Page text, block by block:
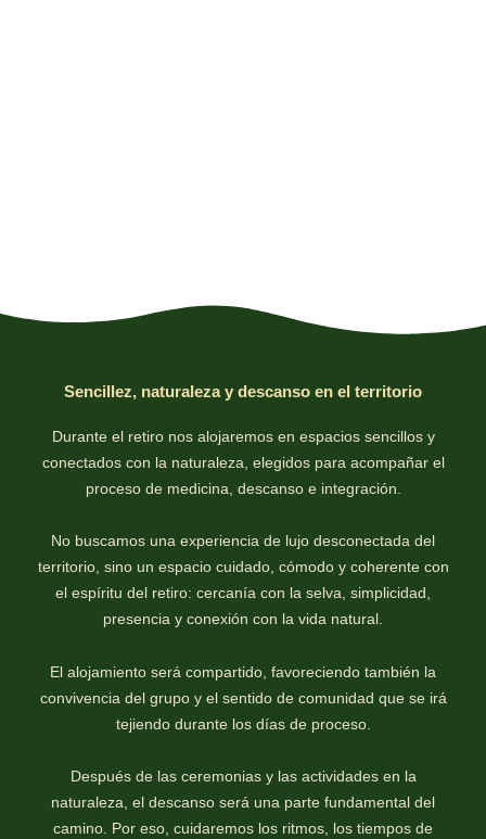
Sencillez, naturaleza y descanso en el territorio
Durante el retiro nos alojaremos en espacios sencillos y
conectados con la naturaleza, elegidos para acompañar el
proceso de medicina, descanso e integración.
No buscamos una experiencia de lujo desconectada del
territorio, sino un espacio cuidado, cómodo y coherente con
el espíritu del retiro: cercanía con la selva, simplicidad,
presencia y conexión con la vida natural.
El alojamiento será compartido, favoreciendo también la
convivencia del grupo y el sentido de comunidad que se irá
tejiendo durante los días de proceso.
Después de las ceremonias y las actividades en la
naturaleza, el descanso será una parte fundamental del
camino. Por eso, cuidaremos los ritmos, los tiempos de